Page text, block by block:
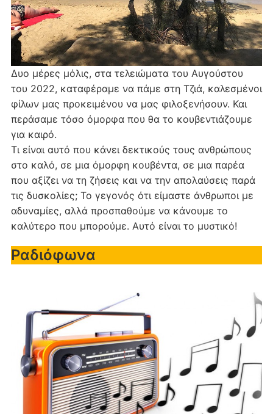
Δυο μέρες μόλις, στα τελειώματα του Αυγούστου
του 2022, καταφέραμε να πάμε στη Τζιά, καλεσμένοι
φίλων μας προκειμένου να μας φιλοξενήσουν. Και
περάσαμε τόσο όμορφα που θα το κουβεντιάζουμε
για καιρό.
Τι είναι αυτό που κάνει δεκτικούς τους ανθρώπους
στο καλό, σε μια όμορφη κουβέντα, σε μια παρέα
που αξίζει να τη ζήσεις και να την απολαύσεις παρά
τις δυσκολίες; Το γεγονός ότι είμαστε άνθρωποι με
αδυναμίες, αλλά προσπαθούμε να κάνουμε το
καλύτερο που μπορούμε. Αυτό είναι το μυστικό!
Ραδιόφωνα